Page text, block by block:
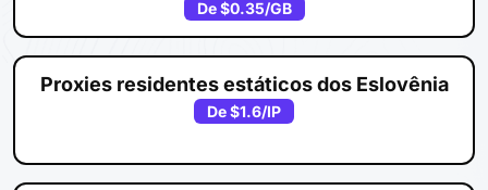
De$0.35/GB
Proxies residentes estáticos dos Eslovênia
De$1.6/IP